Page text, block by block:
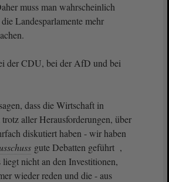
muss man wahrscheinlich
Landesparlamente mehr
der CDU, bei der AfD und bei
dass die Wirtschaft in
aller Herausforderungen, über
diskutiert haben - wir haben
gute Debatten geführt ,
liegt nicht an den Investitionen,
wieder reden und die - aus